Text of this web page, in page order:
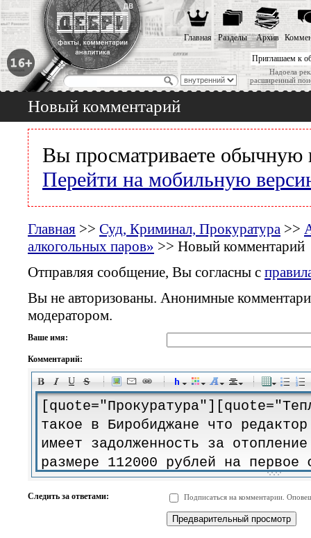
Приглашаем к
Надоела
расширенный
Главная Разделы Архив
Новый комментарий
Вы просматриваете обычную
Перейти на мобильную
Главная >> Суд, Криминал, Прокуратура >>
алкогольных паров» >> Новый комментарий
Отправляя сообщение, Вы согласны с
Вы не авторизованы. Анонимные
модератором.
Ваше имя:
Комментарий:
-
-
-
-
-
-
-
-
-
-
-
-
-
-
-
-
-
-
-
-
-
-
-
-
Следить за ответами: Подписаться на комментарии.